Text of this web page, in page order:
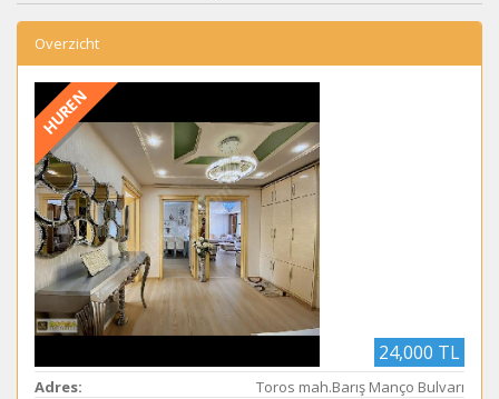
Overzicht
HUREN
24,000 TL
Adres:
Toros mah.Barış Manço Bulvarı